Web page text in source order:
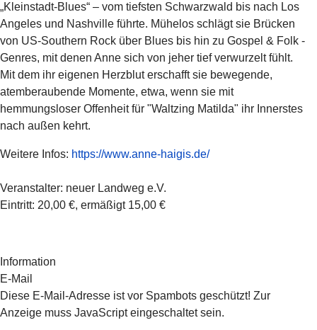
„Kleinstadt-Blues“ – vom tiefsten Schwarzwald bis nach Los
Angeles und Nashville führte. Mühelos schlägt sie Brücken
von US-Southern Rock über Blues bis hin zu Gospel & Folk -
Genres, mit denen Anne sich von jeher tief verwurzelt fühlt.
Mit dem ihr eigenen Herzblut erschafft sie bewegende,
atemberaubende Momente, etwa, wenn sie mit
hemmungsloser Offenheit für "Waltzing Matilda" ihr Innerstes
nach außen kehrt.
Weitere Infos: https://www.anne-haigis.de/
Veranstalter: neuer Landweg e.V.
Eintritt: 20,00 €, ermäßigt 15,00 €
Information
E-Mail
Diese E-Mail-Adresse ist vor Spambots geschützt! Zur
Anzeige muss JavaScript eingeschaltet sein.